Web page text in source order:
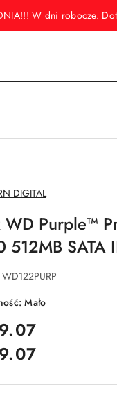
W dni robocze.
DIGITAL
WD Purple™
512MB SATA
WD122PURP
Mało